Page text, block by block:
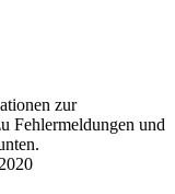
zur
Fehlermeldungen und